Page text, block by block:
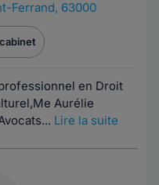
Ferrand, 63000
en Droit
Aurélie
Lire la suite